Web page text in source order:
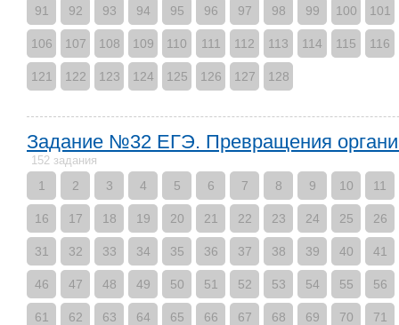
91 92 93 94 95 96 97 98 99 100 101
106 107 108 109 110 111 112 113 114 115 116
121 122 123 124 125 126 127 128
Задание №32 ЕГЭ. Превращения
152 задания
1 2 3 4 5 6 7 8 9 10 11
16 17 18 19 20 21 22 23 24 25 26
31 32 33 34 35 36 37 38 39 40 41
46 47 48 49 50 51 52 53 54 55 56
61 62 63 64 65 66 67 68 69 70 71